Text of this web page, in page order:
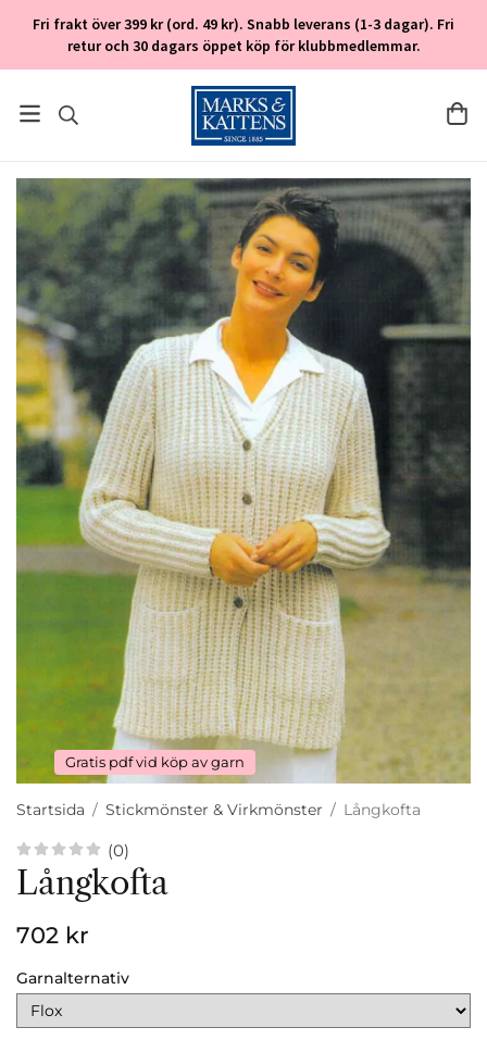
Fri frakt över 399 kr (ord. 49 kr). Snabb leverans (1-3 dagar). Fri
retur och 30 dagars öppet köp för klubbmedlemmar.
Gratis pdf vid köp av garn
Startsida / Stickmönster & Virkmönster / Långkofta
(0)
Långkofta
702 kr
Garnalternativ